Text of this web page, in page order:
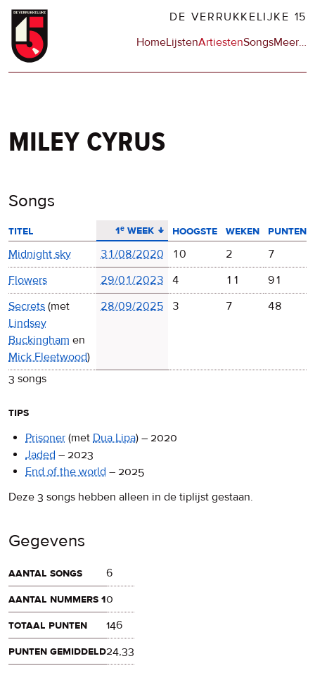
Overslaan
naar
DE VERRUKKELIJKE 15
Hoofdnavigatie
HomeLijstenArtiestenSongsMeerop
…
miley cyrus
Songs
titel 1ᵉ week
aflopend sorteren hoogste weken
punten
Midnight sky
31/08/2020 10 2
7
Flowers
29/01/2023 4 11
91
Secrets (met
Lindsey
Buckingham en
Mick Fleetwood)
28/09/2025 3 7 48
3 songs
tips
Prisoner (met Dua Lipa) – 2020
Jaded – 2023
End of the world – 2025
Deze 3 songs hebben alleen in de tiplijst gestaan.
Gegevens
aantal songs
6
aantal nummers 10
totaal punten
146
punten gemiddeld24,33